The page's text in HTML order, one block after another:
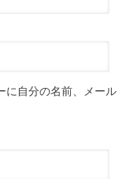
に自分の名前、メール